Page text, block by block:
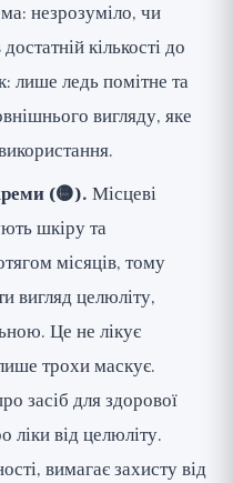
незрозуміло, чи
кількості до
лише ледь помітне та
вигляду, яке
(🟡). Місцеві
шкіру та
місяців, тому
вигляд целюліту,
Це не лікує
трохи маскує.
засіб для здорової
ліки від целюліту.
вимагає захисту від